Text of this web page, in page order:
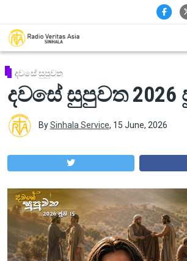
දවසේ සුපුවත
දවසේ සුපුවත 2026
BySinhala Service, 15 June, 2026